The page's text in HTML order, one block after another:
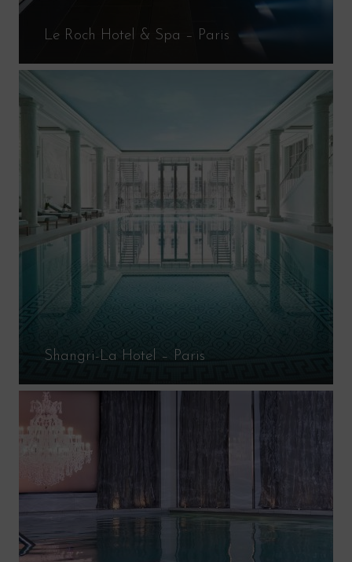
Le Roch Hotel & Spa – Paris
Shangri-La Hotel – Paris